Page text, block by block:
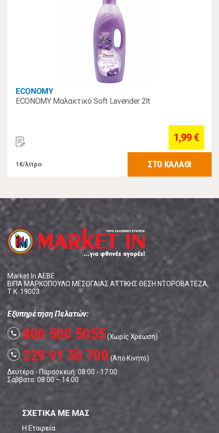
ECONOMY
ECONOMY Μαλακτικό Soft Lavender 2lt
1,99 €
1€/λίτρο ΣΤΟ ΚΑΛΑΘΙ
Market In ΑΕΒΕ
ΒΙΠΑ ΜΑΡΚΟΠΟΥΛΟ ΜΕΣΟΓΑΙΑΣ ΑΤΤΙΚΗΣ ΘΕΣΗ ΝΤΟΡΟΒΑΤΕΖΑ,
Τ.Κ. 19003
Εξυπηρέτηση Πελατών:
call 800 500 5055(Χωρίς Χρέωση)
call 229 91 50 700 (Από Κινητό)
Δευτέρα - Παρασκευή: 08:00 - 17:00
Σάββατο: 08:00 – 14:00
ΣΧΕΤΙΚΑ ΜΕ ΜΑΣ
Η Εταιρεία